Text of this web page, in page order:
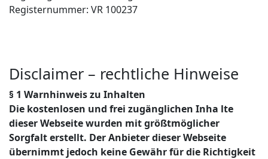
Registernummer: VR 100237
Disclaimer – rechtliche Hinweise
§ 1 Warnhinweis zu Inhalten
Die kostenlosen und frei zugänglichen Inha lte
dieser Webseite wurden mit größtmöglicher
Sorgfalt erstellt. Der Anbieter dieser Webseite
übernimmt jedoch keine Gewähr für die Richtigkeit